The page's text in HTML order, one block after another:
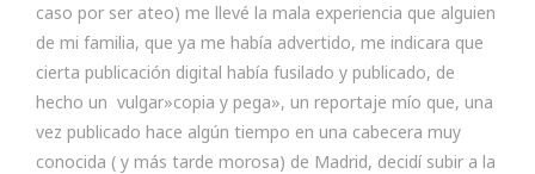
caso por ser ateo) me llevé la mala experiencia que alguien
de mi familia, que ya me había advertido, me indicara que
cierta publicación digital había fusilado y publicado, de
hecho un vulgar»copia y pega», un reportaje mío que, una
vez publicado hace algún tiempo en una cabecera muy
conocida ( y más tarde morosa) de Madrid, decidí subir a la